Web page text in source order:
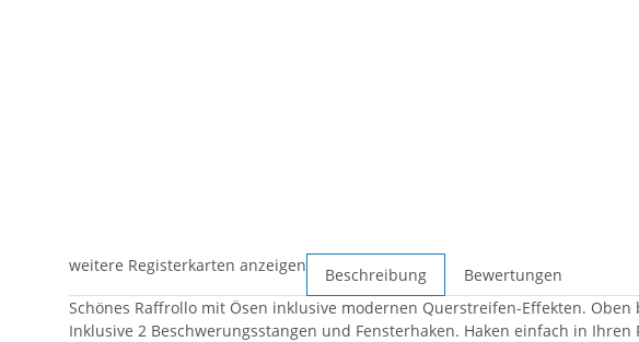
weitere Registerkarten anzeigen Beschreibung
Bewertungen
Schönes Raffrollo mit Ösen inklusive modernen Querstreifen-Effekten.
Inklusive 2 Beschwerungsstangen und Fensterhaken. Haken einfach in